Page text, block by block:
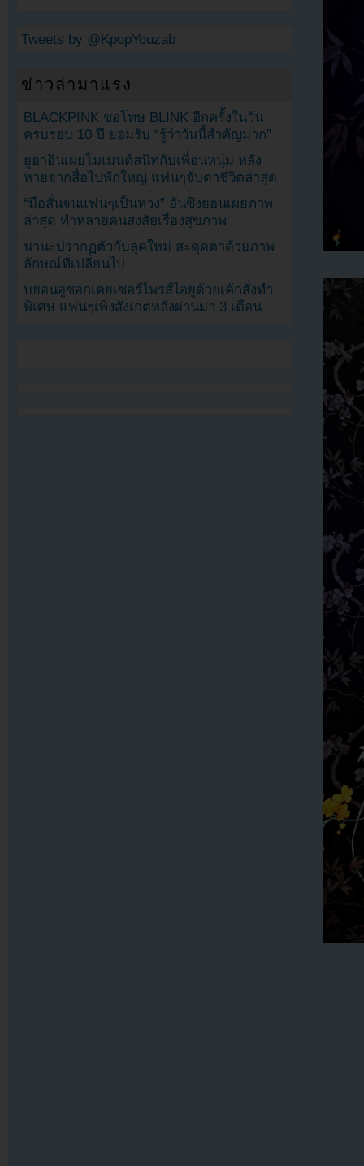
Tweets by @KpopYouzab
ข่าวล่ามาแรง
BLACKPINK ขอโทษ BLINK อีกครั้งในวัน
ครบรอบ 10 ปี ยอมรับ “รู้ว่าวันนี้สำคัญมาก”
ยูอาอินเผยโมเมนต์สนิทกับเพื่อนหนุ่ม หลัง
หายจากสื่อไปพักใหญ่ แฟนๆจับตาชีวิตล่าสุด
“มือสั่นจนแฟนๆเป็นห่วง” ฮันซึงยอนเผยภาพ
ล่าสุด ทำหลายคนสงสัยเรื่องสุขภาพ
นานะปรากฏตัวกับลุคใหม่ สะดุดตาด้วยภาพ
ลักษณ์ที่เปลี่ยนไป
บยอนอูซอกเคยเซอร์ไพรส์ไอยูด้วยเค้กสั่งทำ
พิเศษ แฟนๆเพิ่งสังเกตหลังผ่านมา 3 เดือน